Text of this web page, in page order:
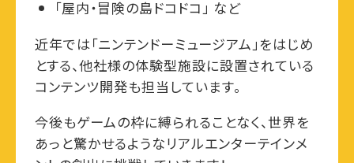
「屋内・冒険の島ドコドコ」 など
近年では「ニンテンドーミュージアム」をはじめ
とする、他社様の体験型施設に設置されている
コンテンツ開発も担当しています。
今後もゲームの枠に縛られることなく、世界を
あっと驚かせるようなリアルエンターテインメ